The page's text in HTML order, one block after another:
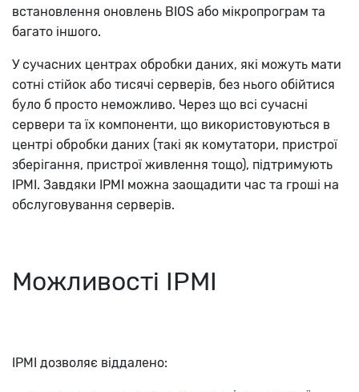
встановлення оновлень BIOS або мікропрограм та
багато іншого.
У сучасних центрах обробки даних, які можуть мати
сотні стійок або тисячі серверів, без нього обійтися
було б просто неможливо. Через що всі сучасні
сервери та їх компоненти, що використовуються в
центрі обробки даних (такі як комутатори, пристрої
зберігання, пристрої живлення тощо), підтримують
IPMI. Завдяки IPMI можна заощадити час та гроші на
обслуговування серверів.
Можливості IPMI
IPMI дозволяє віддалено: